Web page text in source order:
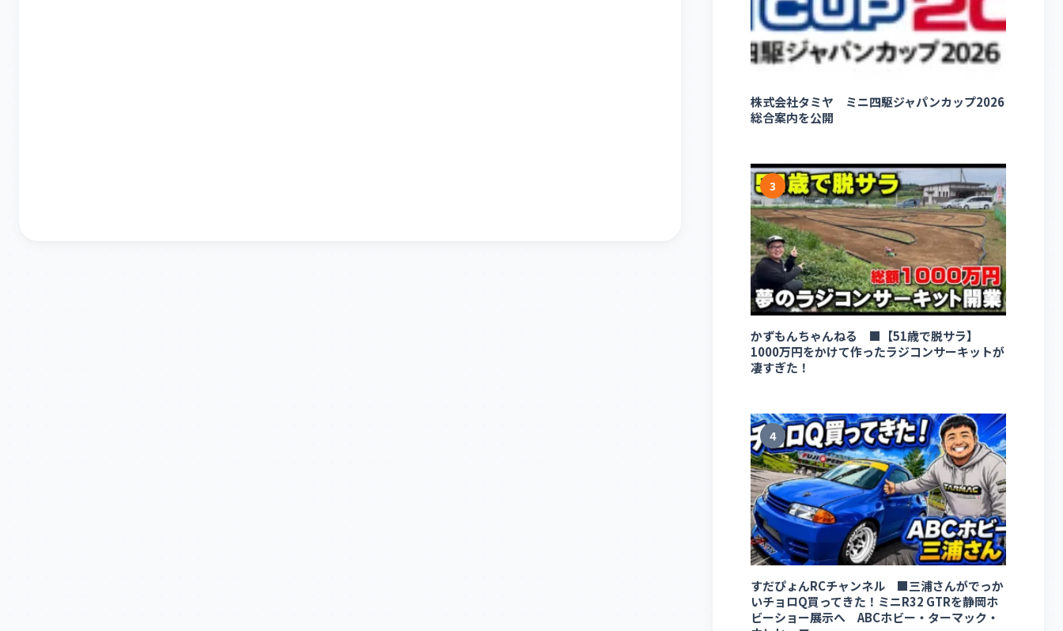
株式会社タミヤ ミニ四駆ジャパンカップ2026
総合案内を公開
3
かずもんちゃんねる ■【51歳で脱サラ】
1000万円をかけて作ったラジコンサーキットが
凄すぎた！
4
すだぴょんRCチャンネル ■三浦さんがでっか
いチョロQ買ってきた！ミニR32 GTRを静岡ホ
ビーショー展示へ ABCホビー・ターマック・